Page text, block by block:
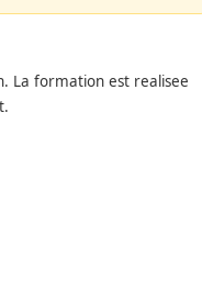
La formation est realisee